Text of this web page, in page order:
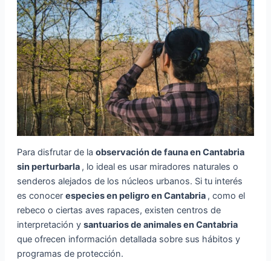
Para disfrutar de la observación de fauna en Cantabria
sin perturbarla , lo ideal es usar miradores naturales o
senderos alejados de los núcleos urbanos. Si tu interés
es conocer especies en peligro en Cantabria , como el
rebeco o ciertas aves rapaces, existen centros de
interpretación y santuarios de animales en Cantabria
que ofrecen información detallada sobre sus hábitos y
programas de protección.